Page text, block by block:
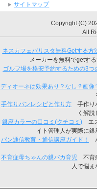
サイトマップ
Copyright (C)
All
ネスカフェバリスタ無料Getする
メーカーを無料でgetす
ゴルフ場を格安予約するための3つ
ディオーネは効果あり？なし？画像
手作りパンレシピと作り方 手作り
く解説
銀座カラーの口コミ(クチコミ) エ
イト管理人が実際に銀
パン通信教育・通信講座ガイド！
不育症母ちゃんの親バカ育児 不育
人で悩ま